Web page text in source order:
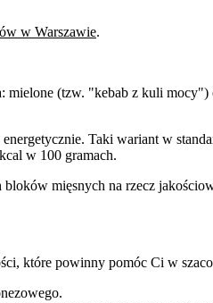
w Warszawie.
(tzw. "kebab z kuli mocy")
Taki wariant w
w 100 gramach.
mięsnych na rzecz
które powinny pomóc Ci w